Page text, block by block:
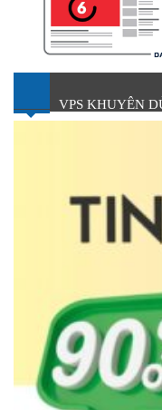
VPS KHUYÊN